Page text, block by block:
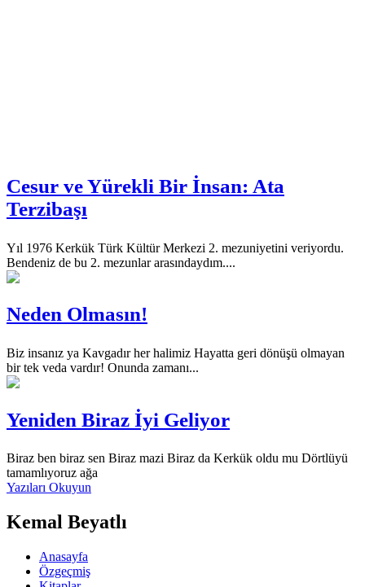
Cesur ve Yürekli Bir İnsan: Ata
Terzibaşı
Yıl 1976 Kerkük Türk Kültür Merkezi 2. mezuniyetini veriyordu.
Bendeniz de bu 2. mezunlar arasındaydım....
Neden Olmasın!
Biz insanız ya Kavgadır her halimiz Hayatta geri dönüşü olmayan
bir tek veda vardır! Onunda zamanı...
Yeniden Biraz İyi Geliyor
Biraz ben biraz sen Biraz mazi Biraz da Kerkük oldu mu Dörtlüyü
tamamlıyoruz ağa
Yazıları Okuyun
Kemal Beyatlı
Anasayfa
Özgeçmiş